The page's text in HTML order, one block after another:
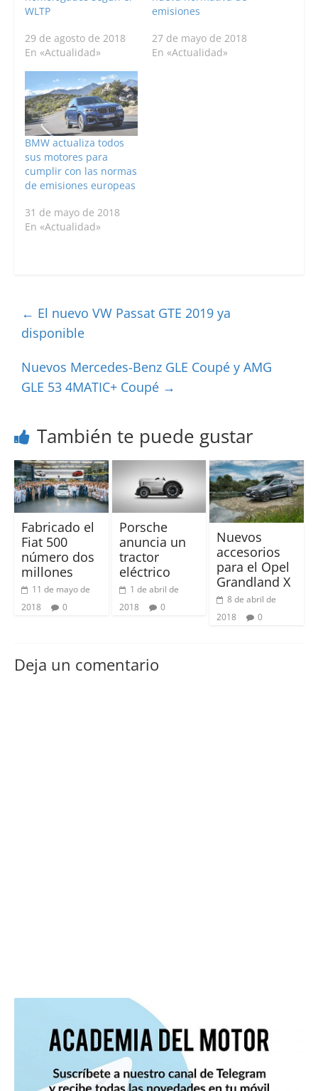
WLTP
29 de agosto de 2018
En «Actualidad»
emisiones
27 de mayo de 2018
En «Actualidad»
BMW actualiza todos
sus motores para
cumplir con las normas
de emisiones europeas
31 de mayo de 2018
En «Actualidad»
← El nuevo VW Passat GTE 2019 ya
disponible
Nuevos Mercedes-Benz GLE Coupé y AMG
GLE 53 4MATIC+ Coupé →
También te puede gustar
Fabricado el
Fiat 500
número dos
millones
11 de mayo de
2018
0
Porsche
anuncia un
tractor
eléctrico
1 de abril de
2018
0
Nuevos
accesorios
para el Opel
Grandland X
8 de abril de
2018
0
Deja un comentario